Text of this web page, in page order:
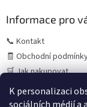
K personalizaci
Informace pro
📞 Kontakt
🧾 Obchodní
🛒 Jak nakupovat
⚠️ Zásady práce s